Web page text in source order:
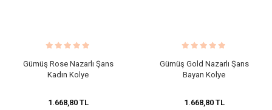
Gümüş Rose Nazarlı Şans
Kadın Kolye
1.668,80 TL
Gümüş Gold Nazarlı Şans
Bayan Kolye
1.668,80 TL